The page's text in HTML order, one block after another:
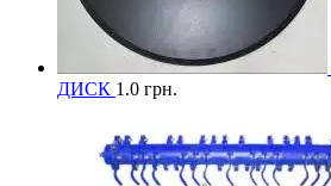
ДИСК 1.0 грн.